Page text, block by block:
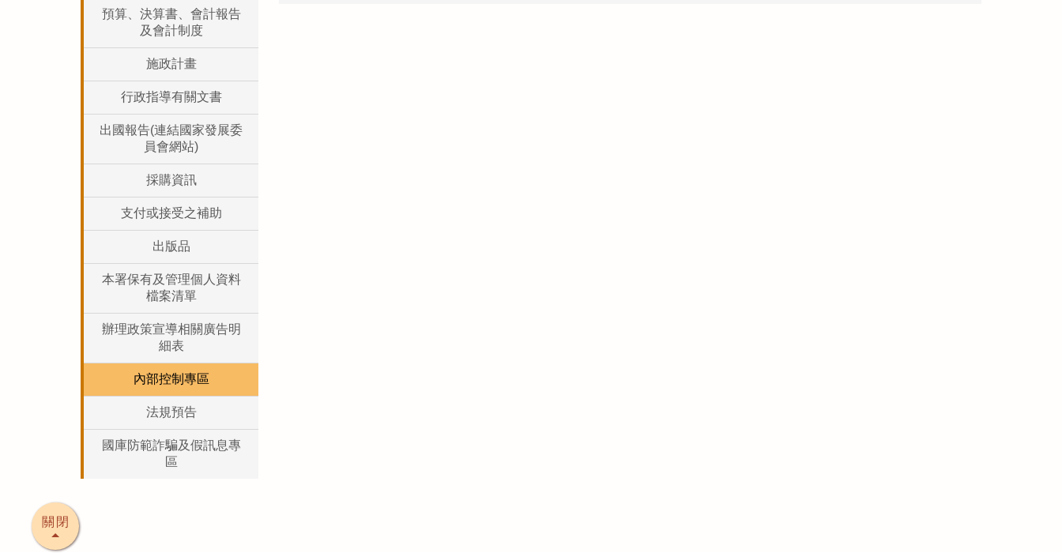
預算、決算書、會計報告
及會計制度
施政計畫
行政指導有關文書
出國報告(連結國家發展委
員會網站)
採購資訊
支付或接受之補助
出版品
本署保有及管理個人資料
檔案清單
辦理政策宣導相關廣告明
細表
內部控制專區
法規預告
國庫防範詐騙及假訊息專
區
關閉